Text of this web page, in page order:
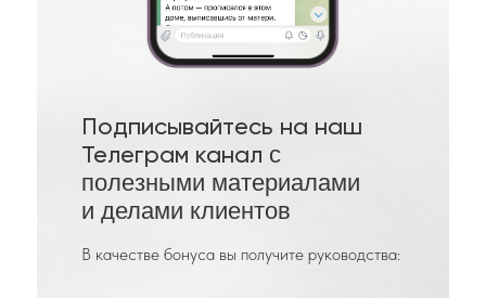
Подписывайтесь на наш
Телеграм канал с
полезными материалами
и делами клиентов
В качестве бонуса вы получите руководства: